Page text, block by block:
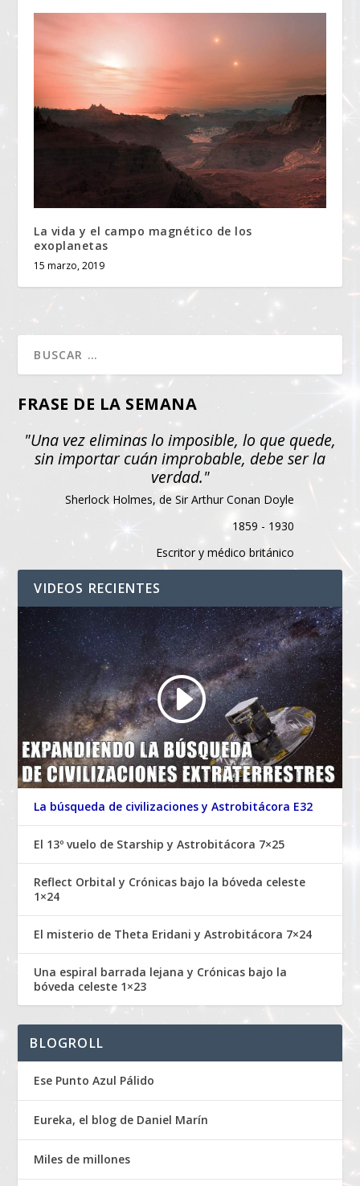
La vida y el campo magnético de los
exoplanetas
15 marzo, 2019
FRASE DE LA SEMANA
"Una vez eliminas lo imposible, lo que quede,
sin importar cuán improbable, debe ser la
verdad."
Sherlock Holmes, de Sir Arthur Conan Doyle
1859 - 1930
Escritor y médico británico
VIDEOS RECIENTES
La búsqueda de civilizaciones y Astrobitácora E32
El 13º vuelo de Starship y Astrobitácora 7×25
Reflect Orbital y Crónicas bajo la bóveda celeste
1×24
El misterio de Theta Eridani y Astrobitácora 7×24
Una espiral barrada lejana y Crónicas bajo la
bóveda celeste 1×23
BLOGROLL
Ese Punto Azul Pálido
Eureka, el blog de Daniel Marín
Miles de millones